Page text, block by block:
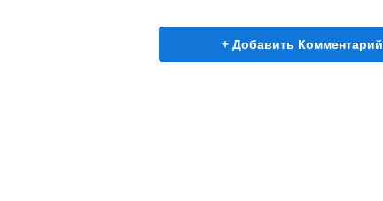
+ Добавить Комментарий